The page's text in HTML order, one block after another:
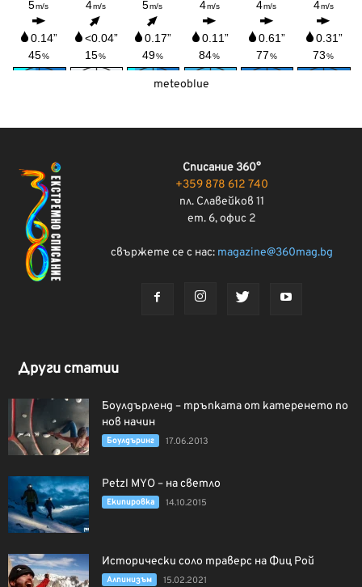
meteoblue
Списание 360°
+359 878 612 740
пл. Славейков 11
ет. 6, офис 2
свържете се с нас: magazine@360mag.bg
Други статии
Боулдърленд – тръпката от катеренето по
нов начин
Боулдъринг 17.06.2013
Petzl MYO – на светло
Екипировка 14.10.2015
Исторически соло траверс на Фиц Рой
Алпинизъм 15.02.2021